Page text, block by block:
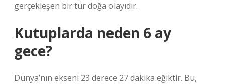
gerçekleşen bir tür doğa olayıdır.
Kutuplarda neden 6 ay
gece?
Dünya’nın ekseni 23 derece 27 dakika eğiktir. Bu,